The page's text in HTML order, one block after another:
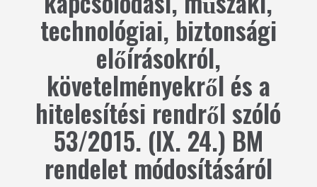
technológiai, biztonsági
előírásokról,
követelményekről és a
hitelesítési rendről szóló
53/2015. (IX. 24.) BM
rendelet módosításáról